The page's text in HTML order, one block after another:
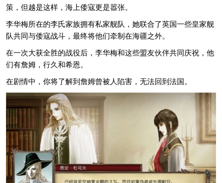
策，但越是这样，海上倭寇更是嚣张。
李华梅所在的李氏家族拥有私家舰队，她联合了英国一些皇家舰
队共同与倭寇战斗，最终将他们牵制在海疆之外。
在一次大获全胜的战役后，李华梅和这些盟友伙伴共同庆祝，他
们有詹姆，行久和希恩。
在剧情中，你将了解到詹姆曾被人陷害，无法回到法国。